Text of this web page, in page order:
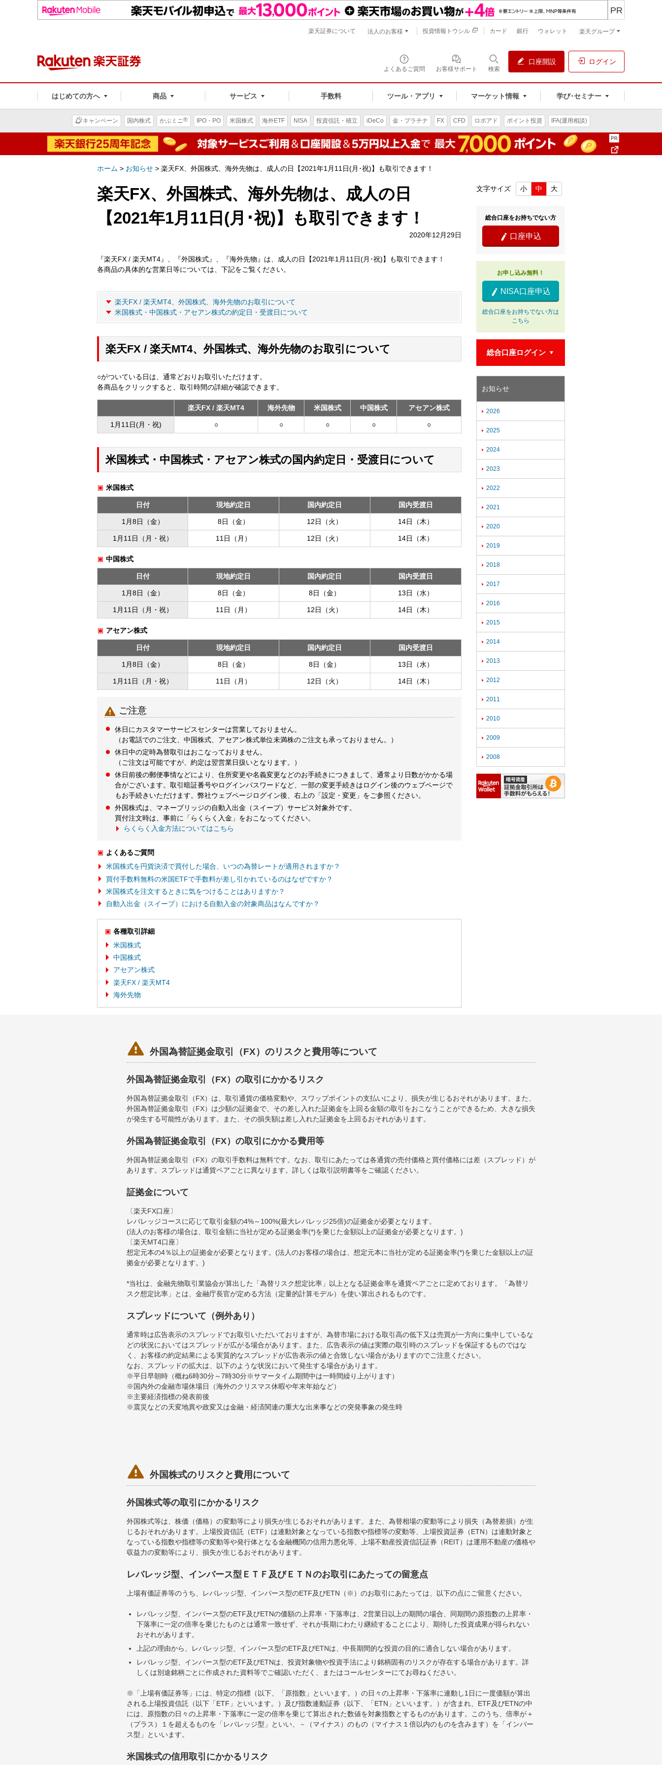
よくあるご質問 お客様サポート 検索
口座開設 ログイン
はじめての方へ 商品 サービス 手数料 ツール・アプリ マーケット情報 学び･セミナー
PR
楽天証券について 法人のお客様 投資情報トウシル カード 銀行 ウォレット 楽天グループ
キャンペーン 国内株式 かぶミニ® IPO・PO 米国株式 海外ETF NISA 投資信託・積立 iDeCo 金・プラチナ FX CFD ロボアド ポイント投資 IFA(運用相談)
ホーム > お知らせ > 楽天FX、外国株式、海外先物は、成人の日【2021年1月11日(月･祝)】も取引できます！
楽天FX、外国株式、海外先物は、成人の日
【2021年1月11日(月･祝)】も取引できます！
2020年12月29日
『楽天FX / 楽天MT4』、『外国株式』、『海外先物』は、成人の日【2021年1月11日(月･祝)】も取引できます！
各商品の具体的な営業日等については、下記をご覧ください。
楽天FX / 楽天MT4、外国株式、海外先物のお取引について
米国株式・中国株式・アセアン株式の約定日・受渡日について
楽天FX / 楽天MT4、外国株式、海外先物のお取引について
○がついている日は、通常どおりお取引いただけます。
各商品をクリックすると、取引時間の詳細が確認できます。
楽天FX / 楽天MT4 海外先物 米国株式 中国株式 アセアン株式
1月11日(月・祝) ○ ○ ○ ○ ○
米国株式・中国株式・アセアン株式の国内約定日・受渡日について
米国株式
日付 現地約定日 国内約定日 国内受渡日
1月8日（金） 8日（金） 12日（火） 14日（木）
1月11日（月・祝） 11日（月） 12日（火） 14日（木）
中国株式
日付 現地約定日 国内約定日 国内受渡日
1月8日（金） 8日（金） 8日（金） 13日（水）
1月11日（月・祝） 11日（月） 12日（火） 14日（木）
アセアン株式
日付 現地約定日 国内約定日 国内受渡日
1月8日（金） 8日（金） 8日（金） 13日（水）
1月11日（月・祝） 11日（月） 12日（火） 14日（木）
 ご注意
休日にカスタマーサービスセンターは営業しておりません。
（お電話でのご注文、中国株式、アセアン株式単位未満株のご注文も承っておりません。）
休日中の定時為替取引はおこなっておりません。
（ご注文は可能ですが、約定は翌営業日扱いとなります。）
休日前後の郵便事情などにより、住所変更や名義変更などのお手続きにつきまして、通常より日数がかかる場
合がございます。取引暗証番号やログインパスワードなど、一部の変更手続きはログイン後のウェブページで
もお手続きいただけます。弊社ウェブページログイン後、右上の「設定・変更」をご参照ください。
外国株式は、マネーブリッジの自動入出金（スイープ）サービス対象外です。
買付注文時は、事前に「らくらく入金」をおこなってください。
らくらく入金方法についてはこちら
よくあるご質問
米国株式を円貨決済で買付した場合、いつの為替レートが適用されますか？
買付手数料無料の米国ETFで手数料が差し引かれているのはなぜですか？
米国株式を注文するときに気をつけることはありますか？
自動入出金（スイープ）における自動入金の対象商品はなんですか？
各種取引詳細
米国株式
中国株式
アセアン株式
楽天FX / 楽天MT4
海外先物
文字サイズ 小 中 大
総合口座をお持ちでない方
 口座申込
お申し込み無料！
 NISA口座申込
総合口座をお持ちでない方は
こちら
総合口座ログイン
お知らせ
 2026
 2025
 2024
 2023
 2022
 2021
 2020
 2019
 2018
 2017
 2016
 2015
 2014
 2013
 2012
 2011
 2010
 2009
 2008
 外国為替証拠金取引（FX）のリスクと費用等について
外国為替証拠金取引（FX）の取引にかかるリスク
外国為替証拠金取引（FX）は、取引通貨の価格変動や、スワップポイントの支払いにより、損失が生じるおそれがあります。また、
外国為替証拠金取引（FX）は少額の証拠金で、その差し入れた証拠金を上回る金額の取引をおこなうことができるため、大きな損失
が発生する可能性があります。また、その損失額は差し入れた証拠金を上回るおそれがあります。
外国為替証拠金取引（FX）の取引にかかる費用等
外国為替証拠金取引（FX）の取引手数料は無料です。なお、取引にあたっては各通貨の売付価格と買付価格には差（スプレッド）が
あります。スプレッドは通貨ペアごとに異なります。詳しくは取引説明書等をご確認ください。
証拠金について
〔楽天FX口座〕
レバレッジコースに応じて取引金額の4%～100%(最大レバレッジ25倍)の証拠金が必要となります。
(法人のお客様の場合は、取引金額に当社が定める証拠金率(*)を乗じた金額以上の証拠金が必要となります。)
〔楽天MT4口座〕
想定元本の4％以上の証拠金が必要となります。(法人のお客様の場合は、想定元本に当社が定める証拠金率(*)を乗じた金額以上の証
拠金が必要となります。)
*当社は、金融先物取引業協会が算出した「為替リスク想定比率」以上となる証拠金率を通貨ペアごとに定めております。「為替リ
スク想定比率」とは、金融庁長官が定める方法（定量的計算モデル）を使い算出されるものです。
スプレッドについて（例外あり）
通常時は広告表示のスプレッドでお取引いただいておりますが、為替市場における取引高の低下又は売買が一方向に集中しているな
どの状況においてはスプレッドが広がる場合があります。また、広告表示の値は実際の取引時のスプレッドを保証するものではな
く、お客様の約定結果による実質的なスプレッドが広告表示の値と合致しない場合がありますのでご注意ください。
なお、スプレッドの拡大は、以下のような状況において発生する場合があります。
※平日早朝時（概ね6時30分～7時30分※サマータイム期間中は一時間繰り上がります）
※国内外の金融市場休場日（海外のクリスマス休暇や年末年始など）
※主要経済指標の発表前後
※震災などの天変地異や政変又は金融・経済関連の重大な出来事などの突発事象の発生時
 外国株式のリスクと費用について
外国株式等の取引にかかるリスク
外国株式等は、株価（価格）の変動等により損失が生じるおそれがあります。また、為替相場の変動等により損失（為替差損）が生
じるおそれがあります。上場投資信託（ETF）は連動対象となっている指数や指標等の変動等、上場投資証券（ETN）は連動対象と
なっている指数や指標等の変動等や発行体となる金融機関の信用力悪化等、上場不動産投資信託証券（REIT）は運用不動産の価格や
収益力の変動等により、損失が生じるおそれがあります。
レバレッジ型、インバース型ＥＴＦ及びＥＴＮのお取引にあたっての留意点
上場有価証券等のうち、レバレッジ型、インバース型のETF及びETN（※）のお取引にあたっては、以下の点にご留意ください。
レバレッジ型、インバース型のETF及びETNの価額の上昇率・下落率は、2営業日以上の期間の場合、同期間の原指数の上昇率・
下落率に一定の倍率を乗じたものとは通常一致せず、それが長期にわたり継続することにより、期待した投資成果が得られない
おそれがあります。
上記の理由から、レバレッジ型、インバース型のETF及びETNは、中長期間的な投資の目的に適合しない場合があります。
レバレッジ型、インバース型のETF及びETNは、投資対象物や投資手法により銘柄固有のリスクが存在する場合があります。詳
しくは別途銘柄ごとに作成された資料等でご確認いただく、またはコールセンターにてお尋ねください。
※「上場有価証券等」には、特定の指標（以下、「原指数」といいます。）の日々の上昇率・下落率に連動し1日に一度価額が算出
される上場投資信託（以下「ETF」といいます。）及び指数連動証券（以下、「ETN」といいます。）が含まれ、ETF及びETNの中
には、原指数の日々の上昇率・下落率に一定の倍率を乗じて算出された数値を対象指数とするものがあります。このうち、倍率が＋
（プラス）１を超えるものを「レバレッジ型」といい、－（マイナス）のもの（マイナス１倍以内のものを含みます）を「インバー
ス型」といいます。
米国株式の信用取引にかかるリスク